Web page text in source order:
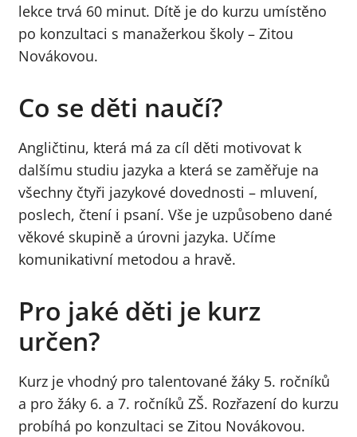
lekce trvá 60 minut. Dítě je do kurzu umístěno
po konzultaci s manažerkou školy – Zitou
Novákovou.
Co se děti naučí?
Angličtinu, která má za cíl děti motivovat k
dalšímu studiu jazyka a která se zaměřuje na
všechny čtyři jazykové dovednosti – mluvení,
poslech, čtení i psaní. Vše je uzpůsobeno dané
věkové skupině a úrovni jazyka. Učíme
komunikativní metodou a hravě.
Pro jaké děti je kurz
určen?
Kurz je vhodný pro talentované žáky 5. ročníků
a pro žáky 6. a 7. ročníků ZŠ. Rozřazení do kurzu
probíhá po konzultaci se Zitou Novákovou.